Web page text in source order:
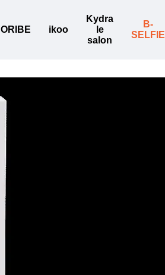
ORIBE ikoo
Kydra
le
salon
B-
SELFIE